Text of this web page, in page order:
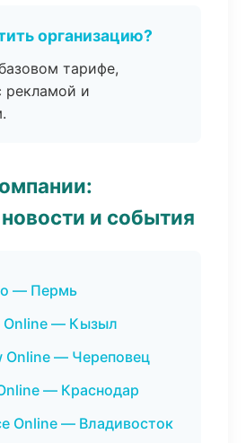
организацию?
тарифе,
и
и события
— Пермь
Online — Кызыл
Online — Череповец
— Краснодар
Online — Владивосток